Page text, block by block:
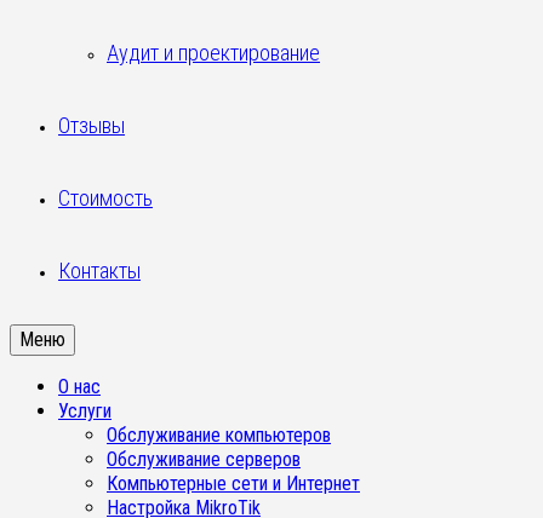
Аудит и проектирование
Отзывы
Стоимость
Контакты
Меню
О нас
Услуги
Обслуживание компьютеров
Обслуживание серверов
Компьютерные сети и Интернет
Настройка MikroTik